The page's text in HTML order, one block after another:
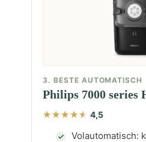
3. BESTE AUTOMATISCH
Philips 7000 series
4,5
Volautomatisch: